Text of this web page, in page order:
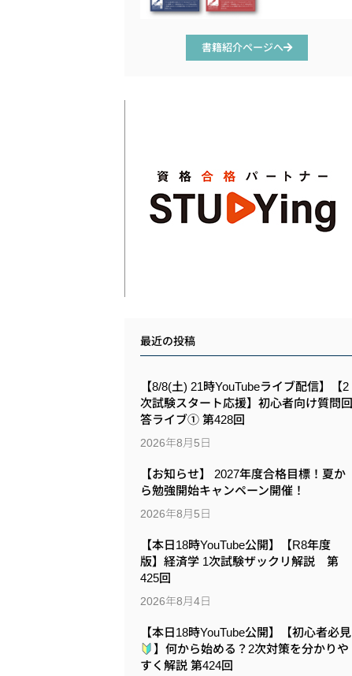
書籍紹介ページへ
最近の投稿
【8/8(土) 21時YouTubeライブ配信】【2
次試験スタート応援】初心者向け質問回
答ライブ① 第428回
2026年8月5日
【お知らせ】 2027年度合格目標！夏か
ら勉強開始キャンペーン開催！
2026年8月5日
【本日18時YouTube公開】【R8年度
版】経済学 1次試験ザックリ解説 第
425回
2026年8月4日
【本日18時YouTube公開】【初心者必見
】何から始める？2次対策を分かりや
すく解説 第424回